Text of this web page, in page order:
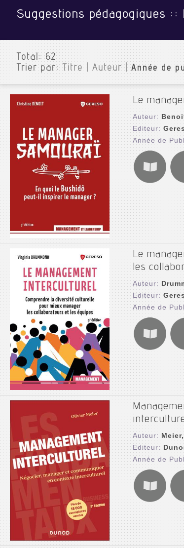
Suggestions pédagogiques ::
Total:62
Trier par:Titre|Auteur|Année de
Le
Auteur:
Editeur:
Année de
Le
les
Auteur:
Editeur:
Année de
Auteur:
Editeur:
Année de